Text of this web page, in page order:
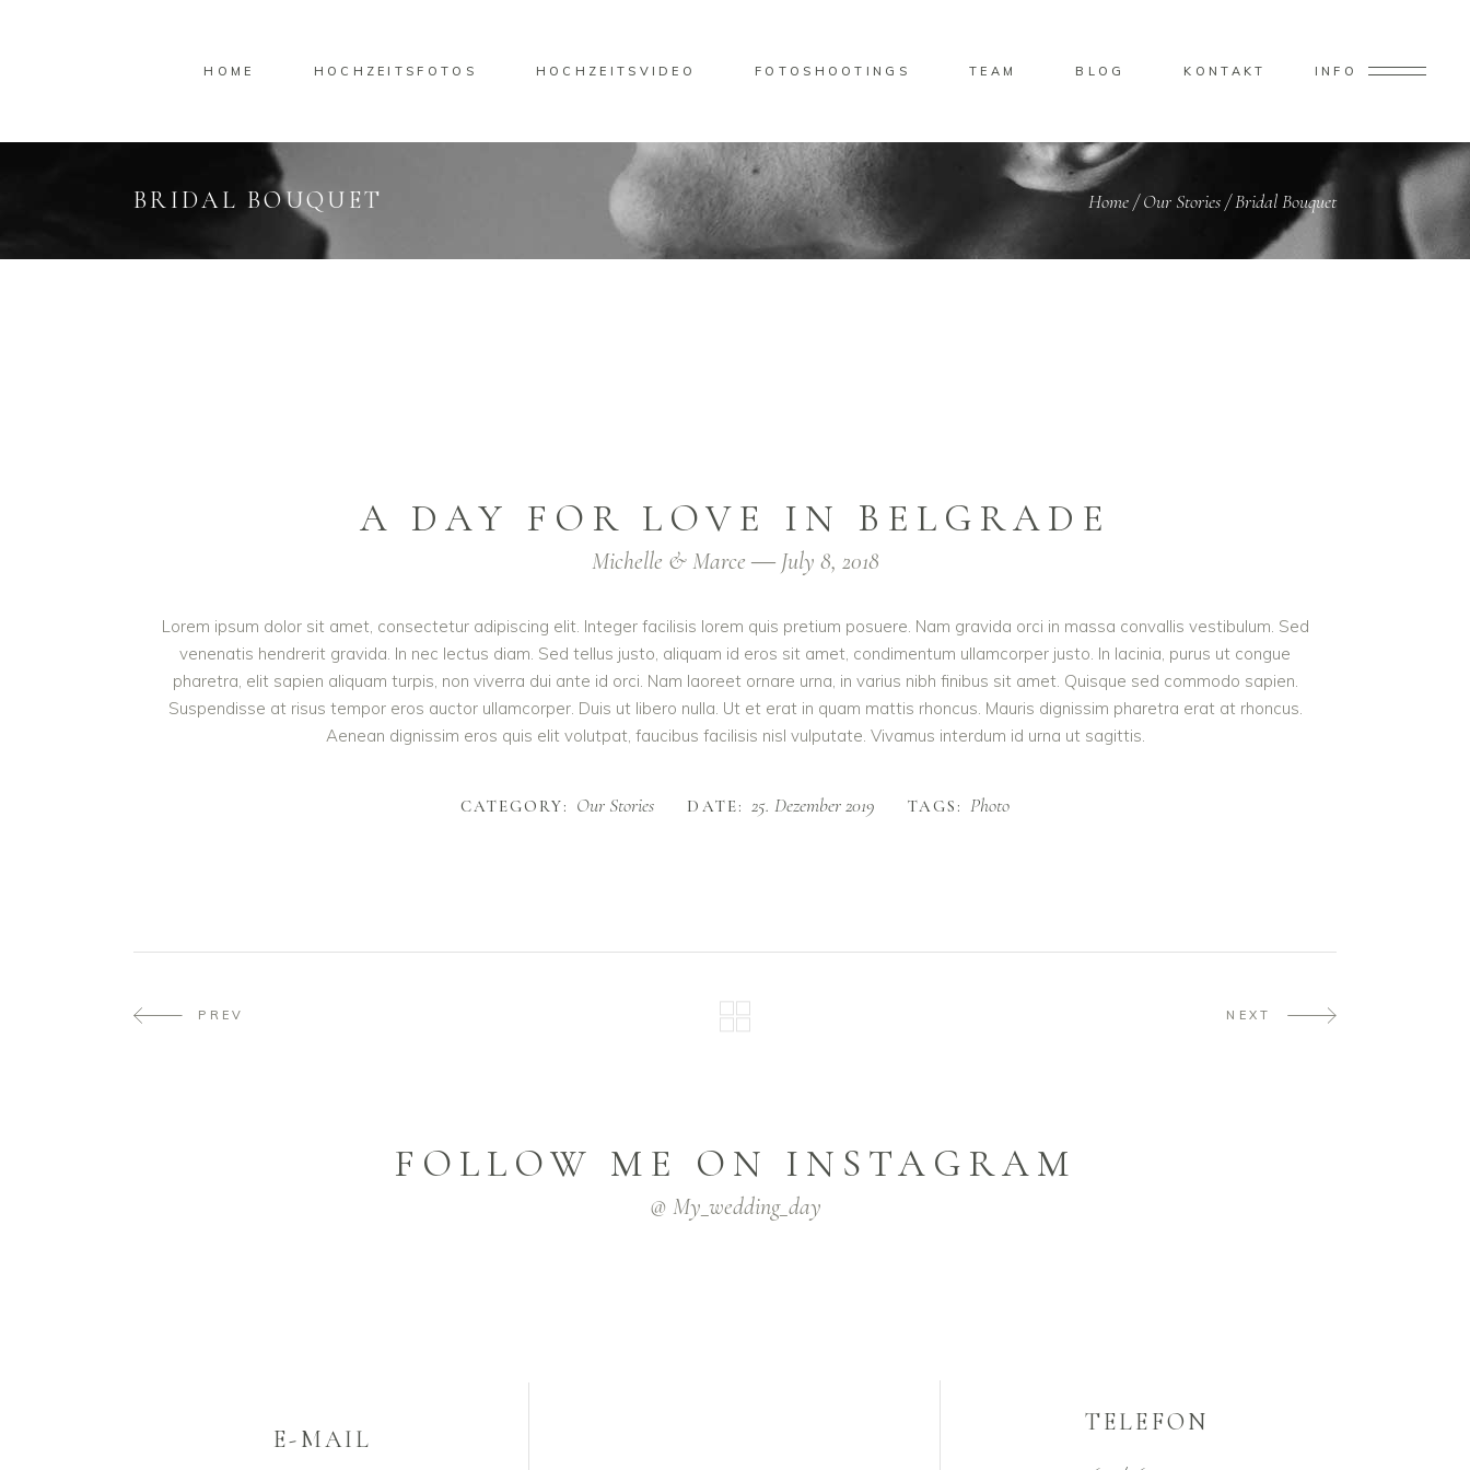
HOME HOCHZEITSFOTOS HOCHZEITSVIDEO FOTOSHOOTINGS TEAM BLOG KONTAKT INFO
BRIDAL BOUQUET Home/Our Stories/Bridal Bouquet
A DAY FOR LOVE IN BELGRADE
Michelle & Marce ― July 8, 2018
Lorem ipsum dolor sit amet, consectetur adipiscing elit. Integer facilisis lorem quis pretium posuere. Nam gravida orci in massa convallis vestibulum. Sed
venenatis hendrerit gravida. In nec lectus diam. Sed tellus justo, aliquam id eros sit amet, condimentum ullamcorper justo. In lacinia, purus ut congue
pharetra, elit sapien aliquam turpis, non viverra dui ante id orci. Nam laoreet ornare urna, in varius nibh finibus sit amet. Quisque sed commodo sapien.
Suspendisse at risus tempor eros auctor ullamcorper. Duis ut libero nulla. Ut et erat in quam mattis rhoncus. Mauris dignissim pharetra erat at rhoncus.
Aenean dignissim eros quis elit volutpat, faucibus facilisis nisl vulputate. Vivamus interdum id urna ut sagittis.
CATEGORY: Our Stories DATE: 25. Dezember 2019 TAGS: Photo
PREV NEXT
FOLLOW ME ON INSTAGRAM
@ My_wedding_day
E-MAIL
TELEFON